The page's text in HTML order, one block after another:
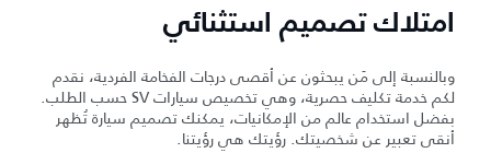
امتلاك تصميم استثنائي
وبالنسبة إلى مَن يبحثون عن أقصى درجات الفخامة الفردية، نقدم
لكم خدمة تكليف حصرية، وهي تخصيص سيارات SV حسب الطلب.
بفضل استخدام عالم من الإمكانيات، يمكنك تصميم سيارة تُظهر
أنقى تعبير عن شخصيتك. رؤيتك هي رؤيتنا.